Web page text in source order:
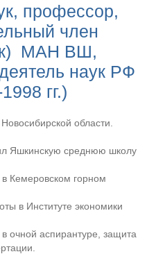
профессор,
член
МАН ВШ,
наук РФ
гг.)
области.
Яшкинскую среднюю школу
Кемеровском горном
в Институте экономики
очной аспирантуре, защита